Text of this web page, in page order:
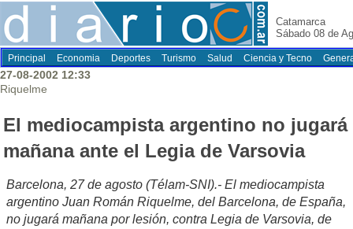
Catamarca
Sábado 08 de
Principal Economia Deportes Turismo Salud Ciencia y Tecno
27-08-2002 12:33
Riquelme
El mediocampista argentino no jugará
mañana ante el Legia de Varsovia
Barcelona, 27 de agosto (Télam-SNI).- El mediocampista
argentino Juan Román Riquelme, del Barcelona, de España,
no jugará mañana por lesión, contra Legia de Varsovia, de